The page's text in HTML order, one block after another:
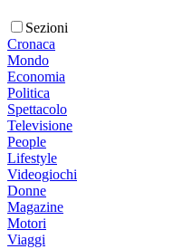
Sezioni
Cronaca
Mondo
Economia
Politica
Spettacolo
Televisione
People
Lifestyle
Videogiochi
Donne
Magazine
Motori
Viaggi